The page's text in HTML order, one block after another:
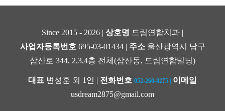
Since 2015 - 2026 | 상호명 드림연합치과 |
사업자등록번호 695-03-01434 | 주소울산광역시 남구
삼산로 344, 2,3,4층 전체(삼산동, 드림연합빌딩)
대표 변성훈 외 1인 | 전화번호 052-260-8275
이메일
usdream2875@gmail.com